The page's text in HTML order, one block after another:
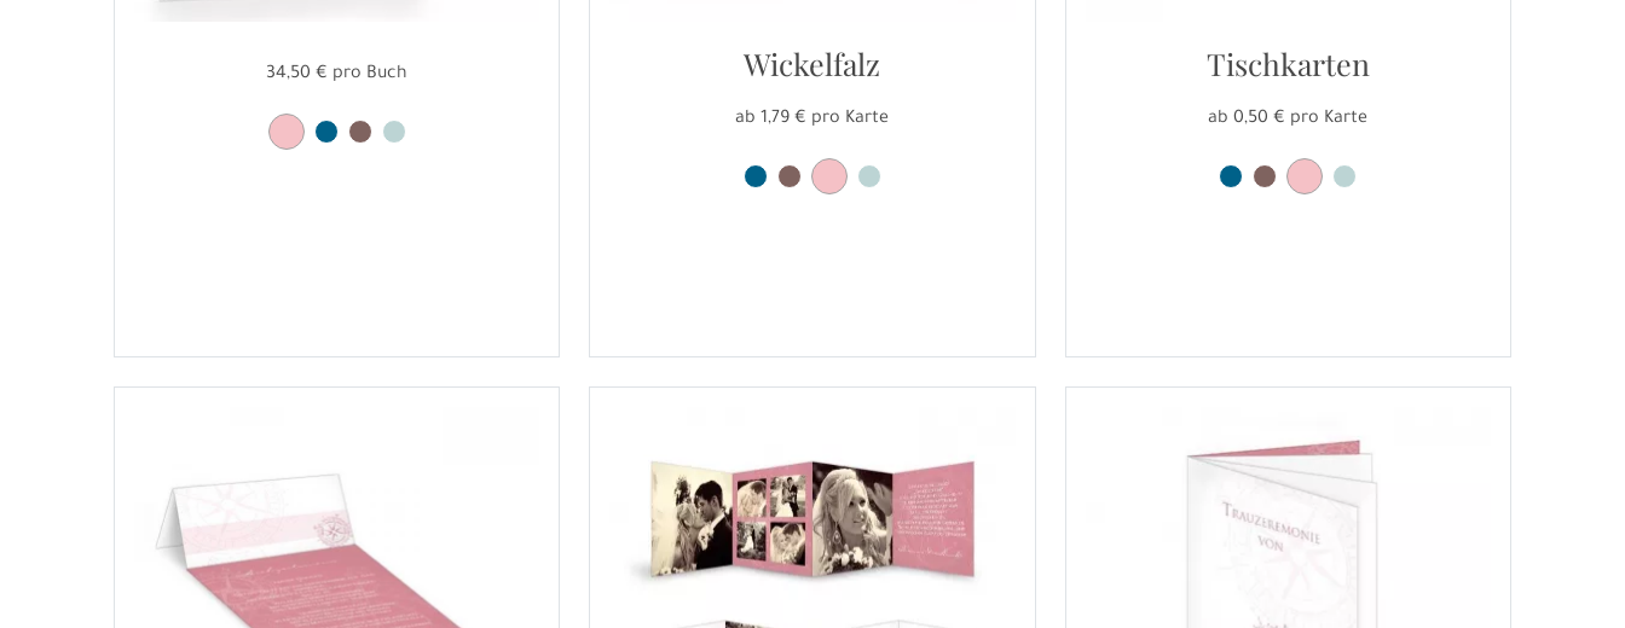
34,50 € pro Buch Wickelfalz
ab 1,79 € pro Karte
Tischkarten
ab 0,50 € pro Karte